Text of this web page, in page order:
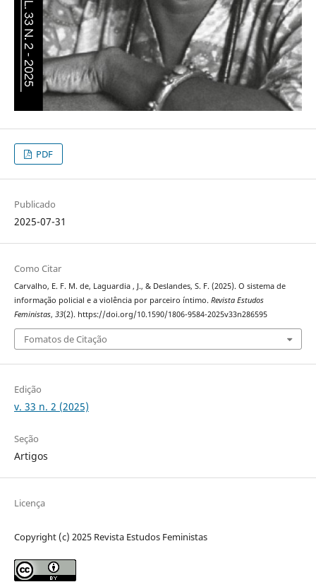
PDF
Publicado
2025-07-31
Como Citar
Carvalho, E. F. M. de, Laguardia , J., & Deslandes, S. F. (2025). O sistema de
informação policial e a violência por parceiro íntimo. Revista Estudos
Feministas, 33(2). https://doi.org/10.1590/1806-9584-2025v33n286595
Fomatos de Citação
Edição
v. 33 n. 2 (2025)
Seção
Artigos
Licença
Copyright (c) 2025 Revista Estudos Feministas